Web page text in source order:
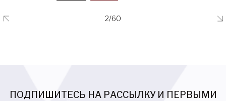
2/60
ПОДПИШИТЕСЬ НА РАССЫЛКУ И ПЕРВЫМИ